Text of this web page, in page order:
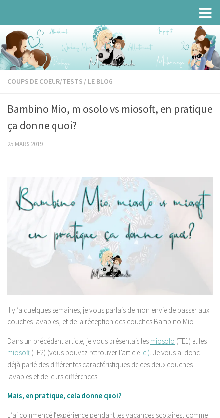
COUPS DE COEUR/TESTS / LE BLOG
Bambino Mio, miosolo vs miosoft, en pratique
ça donne quoi?
25 MARS 2019
Il y ‘a quelques semaines, je vous parlais de mon envie de passer aux
couches lavables, et de la réception des couches Bambino Mio.
Dans un précédent article, je vous présentais les miosolo (TE1) et les
miosoft (TE2) (vous pouvez retrouver l’article ici) . Je vous ai donc
déjà parlé des différentes caractéristiques de ces deux couches
lavables et de leurs différences.
Mais, en pratique, cela donne quoi?
J’ai commencé l’expérience pendant les vacances scolaires, comme